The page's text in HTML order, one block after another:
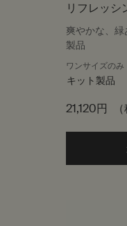
リフレッシ
爽やかな、
製品
ワンサイズのみ
キット製品
21,120円